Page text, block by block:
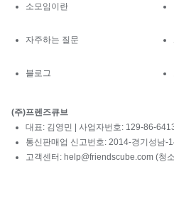
소모임이란
자주하는 질문
블로그
(주)프렌즈큐브
대표: 김영민 | 사업자번호: 129-86-
통신판매업 신고번호: 2014-경기성남-
고객센터: help@friendscube.com (청